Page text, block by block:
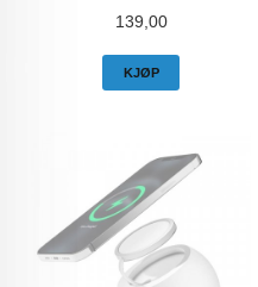
Pris
139,00
KJØP